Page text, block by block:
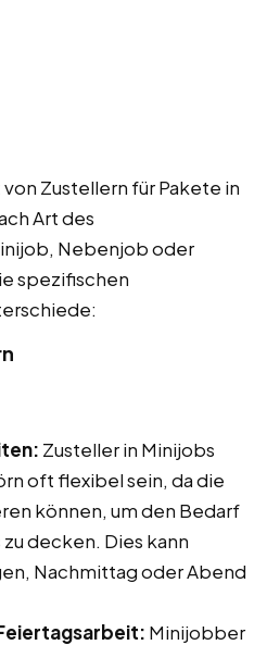
Zustellern für Pakete in
Art des
Nebenjob oder
spezifischen
Zusteller in Minijobs
oft flexibel sein, da die
können, um den Bedarf
decken. Dies kann
Nachmittag oder Abend
Minijobber